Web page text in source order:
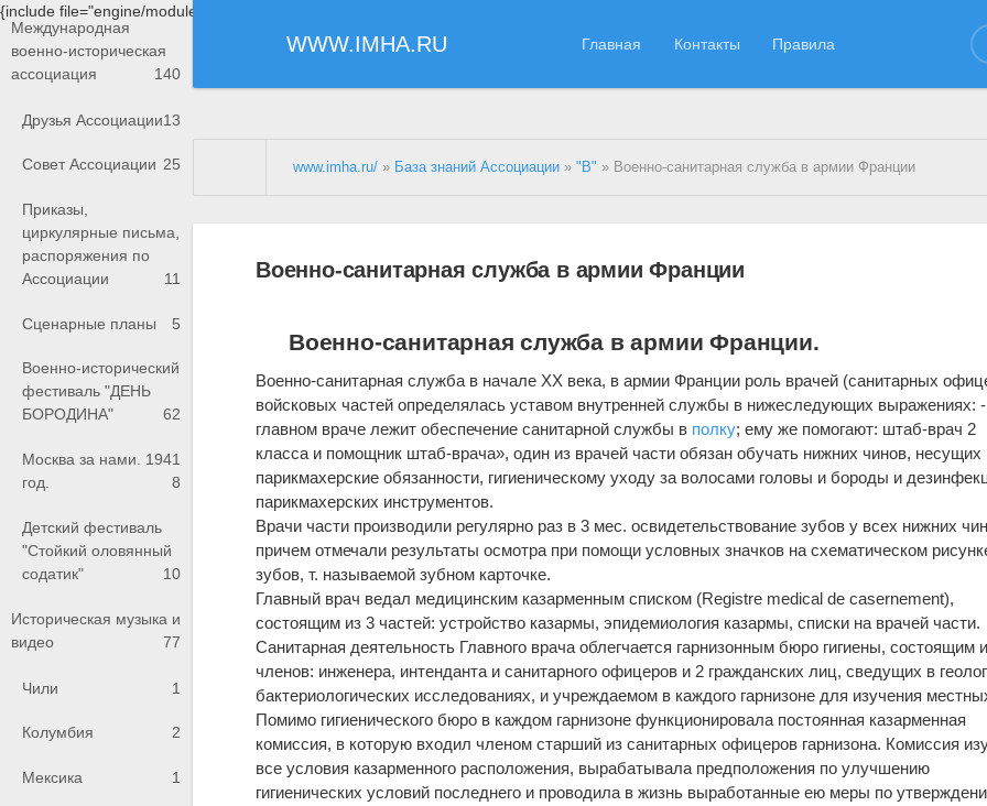
{include file="engine/modules/saperu/head.php"}
WWW.IMHA.RU Главная Контакты Правила
Международная
военно-историческая
ассоциация
140
Друзья Ассоциации13
Совет Ассоциации 25
Приказы,
циркулярные письма,
распоряжения по
Ассоциации
11
Сценарные планы 5
Военно-исторический
фестиваль "ДЕНЬ
БОРОДИНА"
62
Москва за нами. 1941
год.
8
Детский фестиваль
"Стойкий оловянный
содатик"
10
Историческая музыка и
видео
77
Чили 1
Колумбия 2
Мексика 1
www.imha.ru/ » База знаний Ассоциации »"В" » Военно-санитарная служба в армии Франции
Военно-санитарная служба в армии Франции
Военно-санитарная служба в армии Франции.
Военно-санитарная служба в начале XX века, в армии Франции роль врачей (санитарных
войсковых частей определялась уставом внутренней службы в нижеследующих выражениях:
главном враче лежит обеспечение санитарной службы в полку; ему же помогают: штаб-врач 2
класса и помощник штаб-врача», один из врачей части обязан обучать нижних чинов, несущих
парикмахерские обязанности, гигиеническому уходу за волосами головы и бороды и
парикмахерских инструментов.
Врачи части производили регулярно раз в 3 мес. освидетельствование зубов у всех нижних
причем отмечали результаты осмотра при помощи условных значков на схематическом
зубов, т. называемой зубном карточке.
Главный врач ведал медицинским казарменным списком (Registre medical de casernement),
состоящим из 3 частей: устройство казармы, эпидемиология казармы, списки на врачей части.
Санитарная деятельность Главного врача облегчается гарнизонным бюро гигиены, состоящим
членов: инженера, интенданта и санитарного офицеров и 2 гражданских лиц, сведущих в
бактериологических исследованиях, и учреждаемом в каждого гарнизоне для изучения
Помимо гигиенического бюро в каждом гарнизоне функционировала постоянная казарменная
комиссия, в которую входил членом старший из санитарных офицеров гарнизона. Комиссия
все условия казарменного расположения, вырабатывала предположения по улучшению
гигиенических условий последнего и проводила в жизнь выработанные ею меры по